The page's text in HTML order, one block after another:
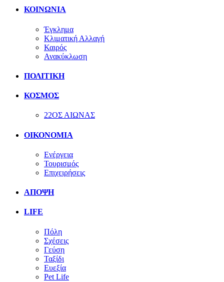
ΚΟΙΝΩΝΙΑ
Έγκλημα
Κλιματική Αλλαγή
Καιρός
Ανακύκλωση
ΠΟΛΙΤΙΚΗ
ΚΟΣΜΟΣ
22ΟΣ ΑΙΩΝΑΣ
ΟΙΚΟΝΟΜΙΑ
Ενέργεια
Τουρισμός
Επιχειρήσεις
ΑΠΟΨΗ
LIFE
Πόλη
Σχέσεις
Γεύση
Ταξίδι
Ευεξία
Pet Life